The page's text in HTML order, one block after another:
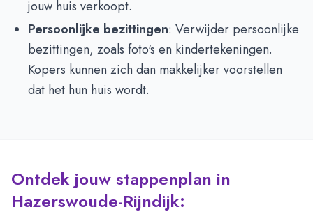
jouw huis verkoopt.
Persoonlijke bezittingen: Verwijder persoonlijke
bezittingen, zoals foto's en kindertekeningen.
Kopers kunnen zich dan makkelijker voorstellen
dat het hun huis wordt.
Ontdek jouw stappenplan in
Hazerswoude-Rijndijk: